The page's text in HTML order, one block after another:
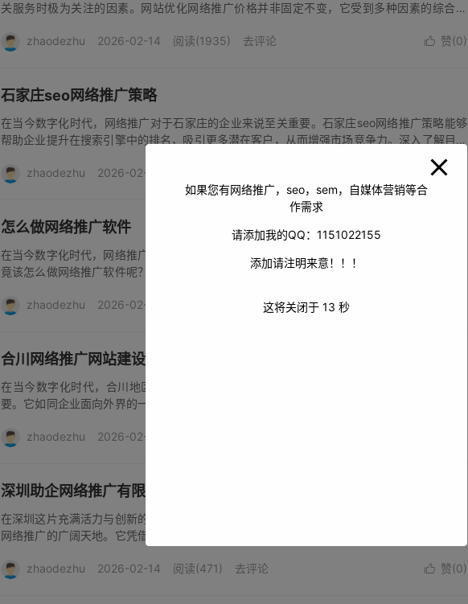
关服务时极为关注的因素。网站优化网络推广价格并非固定不变，它受到多种因素的综合影
的页面元素调整、关键词优化等，价格相对较为亲民。这类优化...
 赞(0)
zhaodezhu 2026-02-14 阅读(1935) 去评论
石家庄seo网络推广策略
在当今数字化时代，网络推广对于石家庄的企业来说至关重要。石家庄seo网络推广策略能够
帮助企业提升在搜索引擎中的排名，吸引更多潜在客户，从而增强市场竞争力。深入了解目标
受众是关键。分析石家庄当地消费者的特点、需求以及搜索习惯，以此为基础制定精准的推广
方案。对于石家庄seo网络推广，关键词研究是核心环节...
 赞(
zhaodezhu 2026-02-14
怎么做网络推广软件
在当今数字化时代，网络推广软件成为企业拓展业务、提升品牌知名度的重要工具。那么，究
竟该怎么做网络推广软件呢？这需要我们全面了解市场需求、掌握软件特点，并运用有效的推
各异。例如，电商企业可能更侧重于软件的精准营销功能，能...
zhaodezhu 2026-02-14 去评论
合川网络推广网站建设
在当今数字化时代，合川地区要想在激烈的市场竞争中脱颖而出，网络推广网站建设至关重
要。它如同企业面向外界的一扇窗口，能全方位展示合川的独特魅力与丰富资源。合川网络推
助力其拓展业务，吸引更多客户；对于外地游客，要生动展现合...
zhaodezhu 2026-02-14
深圳助企网络推广有限公司
在深圳这片充满活力与创新的土地上，深圳助企网络推广有限公司如一颗璀璨的新星，闪耀在
网络推广的广阔天地。它凭借着卓越的专业能力和对企业需求的深刻理解，为众多企业搭建起
发展不可或缺的关键环节。无论是初出茅庐的创业公司，还是...
 赞(0)
zhaodezhu 2026-02-14 阅读(471) 去评论
如果您有网络推广，seo，sem，自媒体营销等合
作需求
请添加我的QQ：1151022155
添加请注明来意！！！
这将关闭于12 秒